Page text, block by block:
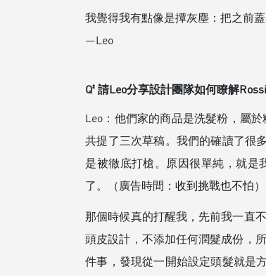
我覺得我有點像是撢灰塵：把之前
—Leo
Q² 請Leo分享設計團隊如何瞭解
Leo：他們家的商品是洗髮粉，屬
共提了三次草稿。我們的確讀了很
是被徹底打槍。原因很單純，就是
了。（廣告時間：收到挑戰也不怕）
那個時候真的打醒我，先前我一直
頭皮設計，不添加任何潤髮成份，
件事，發現從一開始設定頭髮就是